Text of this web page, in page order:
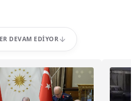
DEVAM EDIYOR